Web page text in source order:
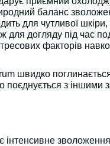
баланс
для чутливої шкіри,
для догляду під час
факторів
швидко
поєднується з іншими
інтенсивне зволоження